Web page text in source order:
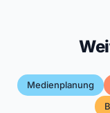
Medienplanung